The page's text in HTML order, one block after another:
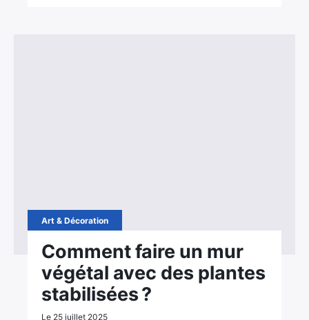
Art & Décoration
Comment faire un mur
végétal avec des plantes
stabilisées ?
Le 25 juillet 2025